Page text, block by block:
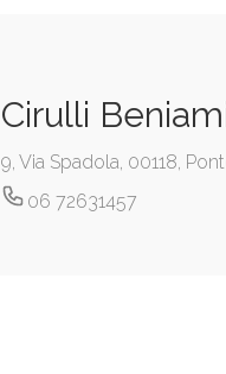
Cirulli
9, Via Spadola, 00118,
06 72631457